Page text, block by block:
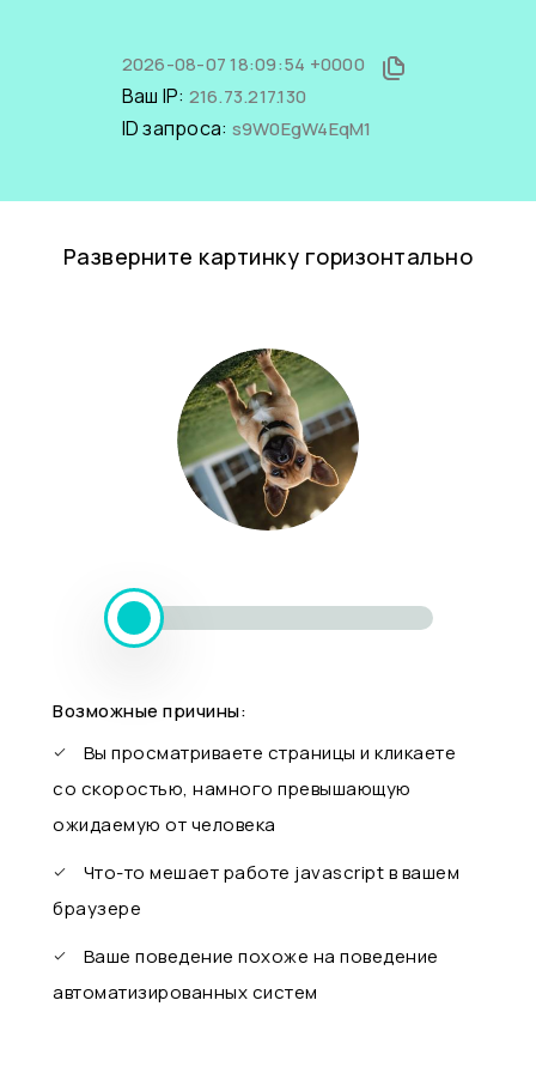
2026-08-07 18:09:54 +0000
Ваш IP: 216.73.217.130
ID запроса: s9W0EgW4EqM1
Разверните картинку горизонтально
Возможные причины:
Вы просматриваете страницы и кликаете
со скоростью, намного превышающую
ожидаемую от человека
Что-то мешает работе javascript в вашем
браузере
Ваше поведение похоже на поведение
автоматизированных систем